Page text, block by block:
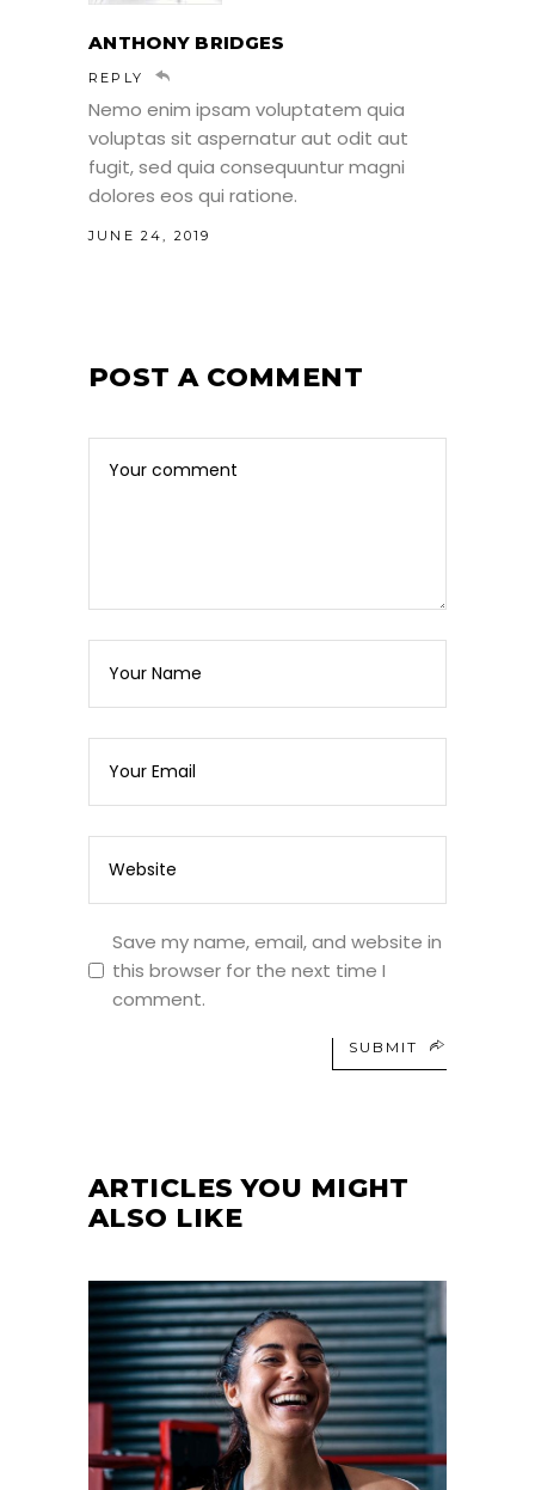
ANTHONY BRIDGES
REPLY
Nemo enim ipsam voluptatem quia
voluptas sit aspernatur aut odit aut
fugit, sed quia consequuntur magni
dolores eos qui ratione.
JUNE 24, 2019
POST A COMMENT
Save my name, email, and website in
this browser for the next time I
comment.
SUBMIT
ARTICLES YOU MIGHT
ALSO LIKE